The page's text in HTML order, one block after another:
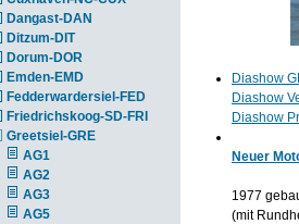
Dangast-DAN
Ditzum-DIT
Dorum-DOR
Emden-EMD
Fedderwardersiel-FED
Friedrichskoog-SD-FRI
Greetsiel-GRE
AG1
AG2
AG3
AG5
Diashow
Diashow
Diashow
Neuer
1977
(mit